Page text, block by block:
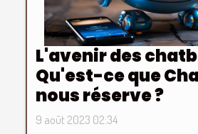
L'avenir des
Qu'est-ce que
nous réserve ?
9 août 2023 02:34